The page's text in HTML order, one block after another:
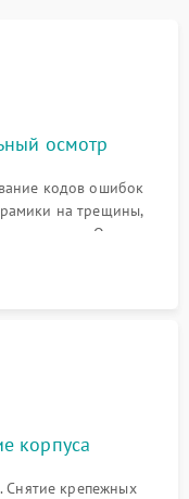
осмотр
кодов ошибок
на трещины,
нагрева. Опрос
не видит посуду,
корпуса
Снятие крепежных